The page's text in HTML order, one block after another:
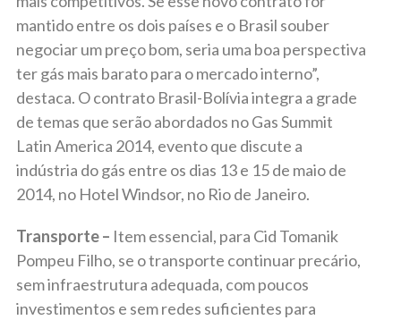
mantido entre os dois países e o Brasil souber
negociar um preço bom, seria uma boa perspectiva
ter gás mais barato para o mercado interno”,
destaca. O contrato Brasil-Bolívia integra a grade
de temas que serão abordados no Gas Summit
Latin America 2014, evento que discute a
indústria do gás entre os dias 13 e 15 de maio de
2014, no Hotel Windsor, no Rio de Janeiro.
Transporte – Item essencial, para Cid Tomanik
Pompeu Filho, se o transporte continuar precário,
sem infraestrutura adequada, com poucos
investimentos e sem redes suficientes para